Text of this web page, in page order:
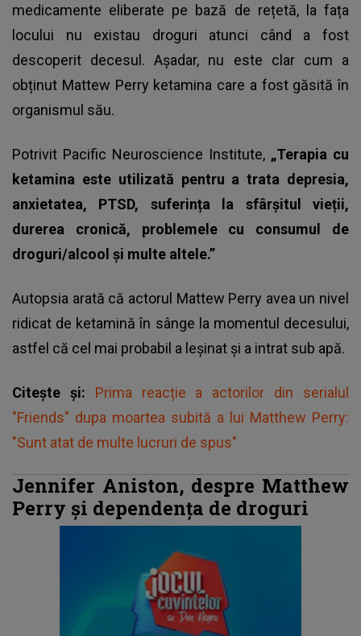
medicamente eliberate pe bază de rețetă, la fața
locului nu existau droguri atunci când a fost
descoperit decesul. Așadar, nu este clar cum a
obținut Mattew Perry ketamina care a fost găsită în
organismul său.
Potrivit Pacific Neuroscience Institute, „Terapia cu
ketamina este utilizată pentru a trata depresia,
anxietatea, PTSD, suferința la sfârșitul vieții,
durerea cronică, problemele cu consumul de
droguri/alcool și multe altele.”
Autopsia arată că actorul Mattew Perry avea un nivel
ridicat de ketamină în sânge la momentul decesului,
astfel că cel mai probabil a leșinat și a intrat sub apă.
Citește și: Prima reacție a actorilor din serialul
"Friends" dupa moartea subită a lui Matthew Perry:
"Sunt atat de multe lucruri de spus"
Jennifer Aniston, despre Matthew
Perry și dependența de droguri